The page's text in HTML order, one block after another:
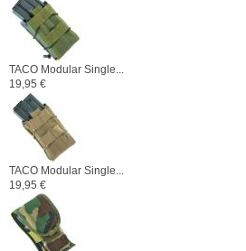
TACO Modular Single...
19,95 €
TACO Modular Single...
19,95 €